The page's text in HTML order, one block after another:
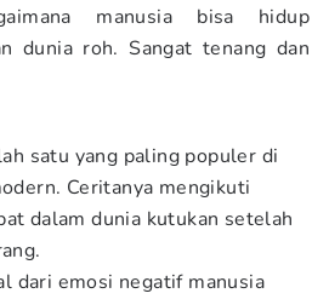
manusia bisa hidup
dunia roh. Sangat tenang dan
satu yang paling populer di
Ceritanya mengikuti
dalam dunia kutukan setelah
dari emosi negatif manusia